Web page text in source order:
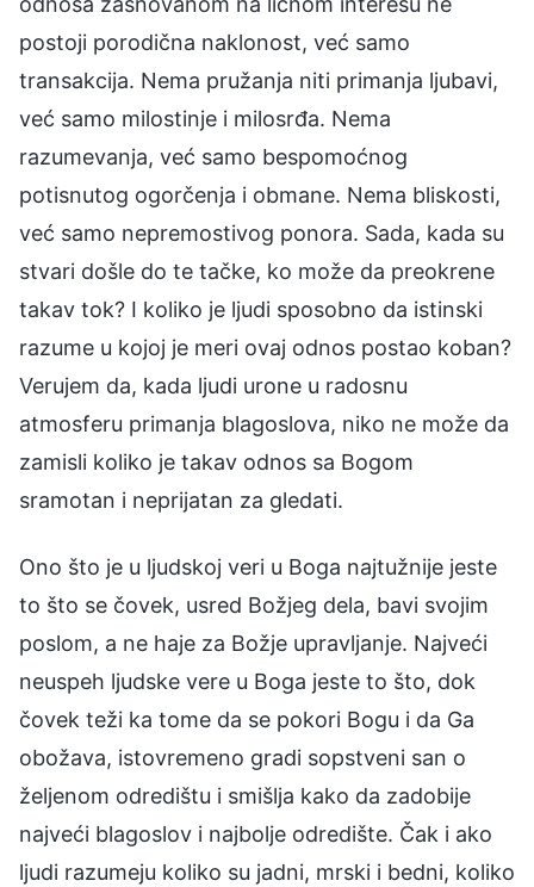
postoji porodična naklonost, već samo
transakcija. Nema pružanja niti primanja ljubavi,
već samo milostinje i milosrđa. Nema
razumevanja, već samo bespomoćnog
potisnutog ogorčenja i obmane. Nema bliskosti,
već samo nepremostivog ponora. Sada, kada su
stvari došle do te tačke, ko može da preokrene
takav tok? I koliko je ljudi sposobno da istinski
razume u kojoj je meri ovaj odnos postao koban?
Verujem da, kada ljudi urone u radosnu
atmosferu primanja blagoslova, niko ne može da
zamisli koliko je takav odnos sa Bogom
sramotan i neprijatan za gledati.
Ono što je u ljudskoj veri u Boga najtužnije jeste
to što se čovek, usred Božjeg dela, bavi svojim
poslom, a ne haje za Božje upravljanje. Najveći
neuspeh ljudske vere u Boga jeste to što, dok
čovek teži ka tome da se pokori Bogu i da Ga
obožava, istovremeno gradi sopstveni san o
željenom odredištu i smišlja kako da zadobije
najveći blagoslov i najbolje odredište. Čak i ako
ljudi razumeju koliko su jadni, mrski i bedni, koliko